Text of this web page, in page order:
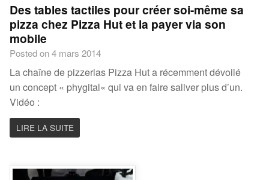
Des tables tactiles pour créer soi-même sa
pizza chez Pizza Hut et la payer via son
mobile
Posted on 4 mars 2014
La chaîne de pizzerias Pizza Hut a récemment dévoilé
un concept « phygital« qui va en faire saliver plus d’un.
Vidéo :
LIRE LA SUITE